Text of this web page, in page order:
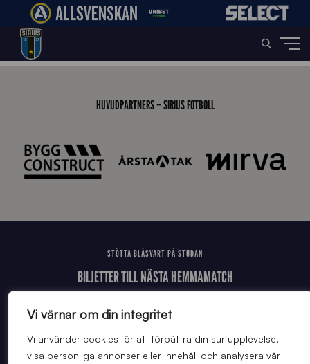
Vi värnar om din integritet
Vi använder cookies för att förbättra din surfupplevelse,
visa personliga annonser eller innehåll och analysera vår
Home»
HUVUDPARTNERS – SIRIUS FOTBOLL
STÖTTA BLÅSVART PÅ STUDAN
BILJETTER TILL NÄSTA HEMMAMATCH
Köp matchbiljett